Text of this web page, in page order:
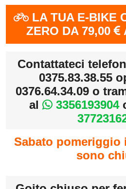
LA TUA E-BIKE
ZERO DA 79,00
Contattateci
0375.83.38.55
0376.64.34.09 o
al
3356193904
Sabato pomeriggio
sono